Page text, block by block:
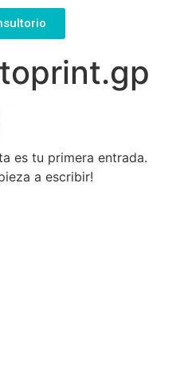
es tu primera entrada.
a escribir!